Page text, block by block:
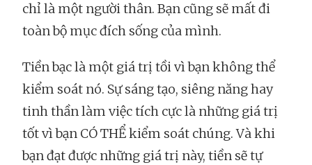
chỉ là một người thân. Bạn cũng sẽ mất đi
toàn bộ mục đích sống của mình.
Tiền bạc là một giá trị tồi vì bạn không thể
kiểm soát nó. Sự sáng tạo, siêng năng hay
tinh thần làm việc tích cực là những giá trị
tốt vì bạn CÓ THỂ kiểm soát chúng. Và khi
bạn đạt được những giá trị này, tiền sẽ tự